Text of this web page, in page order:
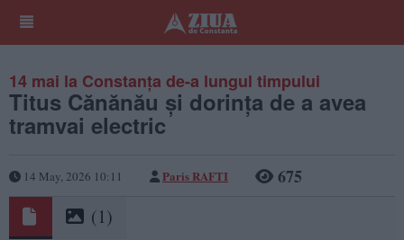
14 mai la Constanța de-a lungul timpului
Titus Cănănău și dorința de a avea
tramvai electric
14 May, 2026 10:11 Paris RAFTI 675
(1)